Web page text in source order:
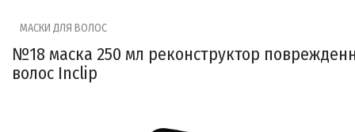
МАСКИ ДЛЯ ВОЛОС
№18 маска 250 мл реконструктор
волос Inclip